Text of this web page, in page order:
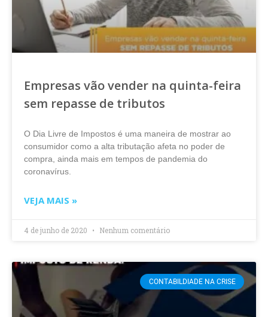
Empresas vão vender na quinta-feira
sem repasse de tributos
O Dia Livre de Impostos é uma maneira de mostrar ao
consumidor como a alta tributação afeta no poder de
compra, ainda mais em tempos de pandemia do
coronavírus.
VEJA MAIS »
4 de junho de 2020 Nenhum comentário
CONTABILDIADE NA CRISE